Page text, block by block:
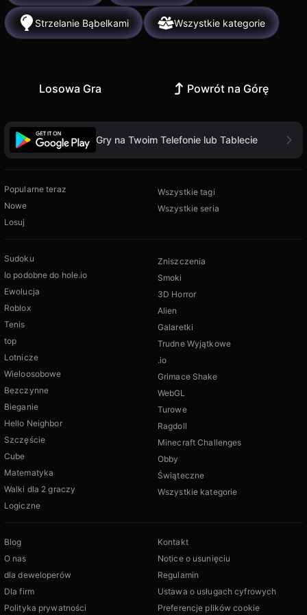
Strzelanie Bąbelkami Wszystkie kategorie
Losowa Gra Powrót na Górę
Gry na Twoim Telefonie lub Tablecie
Popularne teraz
Nowe
Losuj
Wszystkie tagi
Wszystkie seria
Sudoku
Io podobne do hole.io
Ewolucja
Roblox
Tenis
top
Lotnicze
Wieloosobowe
Bezczynne
Bieganie
Hello Neighbor
Szczęście
Cube
Matematyka
Walki dla 2 graczy
Logiczne
Zniszczenia
Smoki
3D Horror
Alien
Galaretki
Trudne Wyjątkowe
.io
Grimace Shake
WebGL
Turowe
Ragdoll
Minecraft Challenges
Obby
Świąteczne
Wszystkie kategorie
Blog
O nas
dla deweloperów
Dla firm
Polityka prywatności
Kontakt
Notice o usunięciu
Regulamin
Ustawa o usługach cyfrowych
Preferencje plików cookie